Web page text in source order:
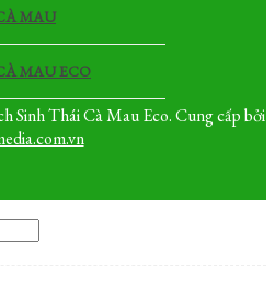
MAU
MAU ECO
Thái Cà Mau Eco. Cung cấp bởi